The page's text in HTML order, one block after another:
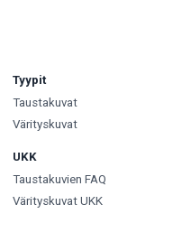
Tyypit
Taustakuvat
Värityskuvat
UKK
Taustakuvien FAQ
Värityskuvat UKK